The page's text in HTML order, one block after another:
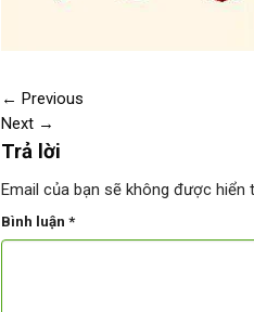
← Previous
Next →
Trả lời
Email của bạn sẽ không được hiển
Bình luận *